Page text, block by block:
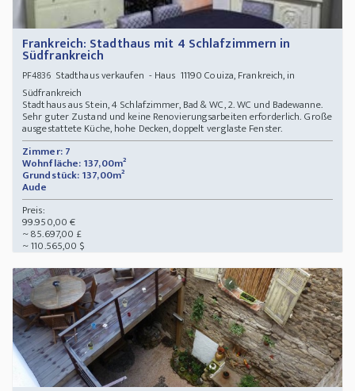
Frankreich: Stadthaus mit 4 Schlafzimmern in
Südfrankreich
PF4836Stadthaus verkaufen - Haus 11190 Couiza, Frankreich, in
Südfrankreich
Stadthaus aus Stein, 4 Schlafzimmer, Bad & WC, 2. WC und Badewanne.
Sehr guter Zustand und keine Renovierungsarbeiten erforderlich. Große
ausgestattete Küche, hohe Decken, doppelt verglaste Fenster.
Zimmer: 7
Wohnfläche: 137,00m²
Grundstück: 137,00m²
Aude
Preis:
99.950,00 €
~ 85.697,00 £
~ 110.565,00 $